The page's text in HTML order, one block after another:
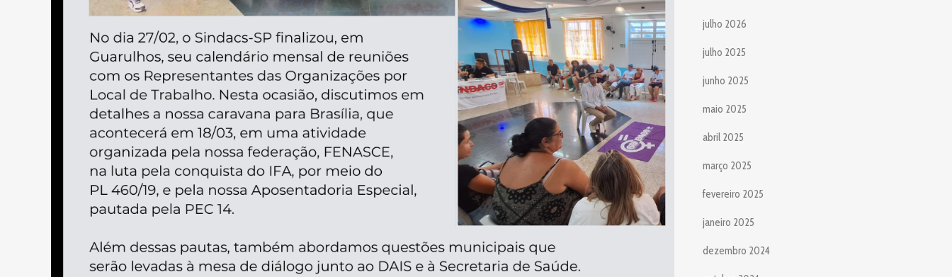
julho 2026
julho 2025
junho 2025
maio 2025
abril 2025
março 2025
fevereiro 2025
janeiro 2025
dezembro 2024